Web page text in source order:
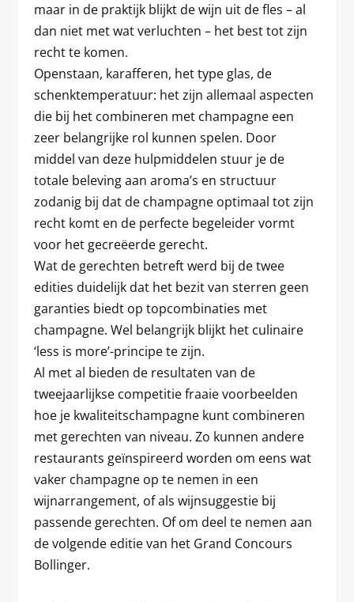
maar in de praktijk blijkt de wijn uit de fles – al
dan niet met wat verluchten – het best tot zijn
recht te komen.
Openstaan, karafferen, het type glas, de
schenktemperatuur: het zijn allemaal aspecten
die bij het combineren met champagne een
zeer belangrijke rol kunnen spelen. Door
middel van deze hulpmiddelen stuur je de
totale beleving aan aroma’s en structuur
zodanig bij dat de champagne optimaal tot zijn
recht komt en de perfecte begeleider vormt
voor het gecreëerde gerecht.
Wat de gerechten betreft werd bij de twee
edities duidelijk dat het bezit van sterren geen
garanties biedt op topcombinaties met
champagne. Wel belangrijk blijkt het culinaire
‘less is more’-principe te zijn.
Al met al bieden de resultaten van de
tweejaarlijkse competitie fraaie voorbeelden
hoe je kwaliteitschampagne kunt combineren
met gerechten van niveau. Zo kunnen andere
restaurants geïnspireerd worden om eens wat
vaker champagne op te nemen in een
wijnarrangement, of als wijnsuggestie bij
passende gerechten. Of om deel te nemen aan
de volgende editie van het Grand Concours
Bollinger.